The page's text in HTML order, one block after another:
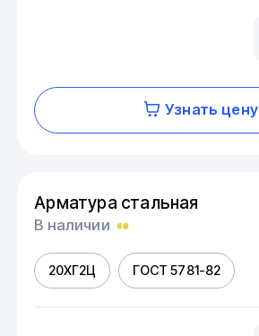
Узнать цену
Арматура стальная
В наличии
20ХГ2Ц ГОСТ 5781-82